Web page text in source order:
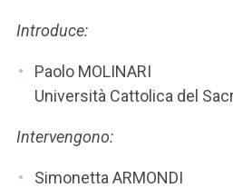
Introduce:
Paolo MOLINARI
Università Cattolica del
Intervengono:
Simonetta ARMONDI